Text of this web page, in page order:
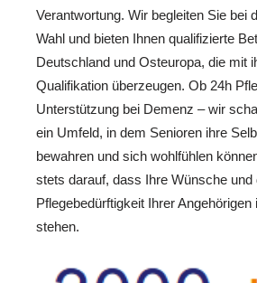
Verantwortung. Wir begleiten Sie bei
Wahl und bieten Ihnen qualifizierte
Deutschland und Osteuropa, die mit
Qualifikation überzeugen. Ob 24h
Unterstützung bei Demenz – wir
ein Umfeld, in dem Senioren ihre
bewahren und sich wohlfühlen
stets darauf, dass Ihre Wünsche und
Pflegebedürftigkeit Ihrer
stehen.